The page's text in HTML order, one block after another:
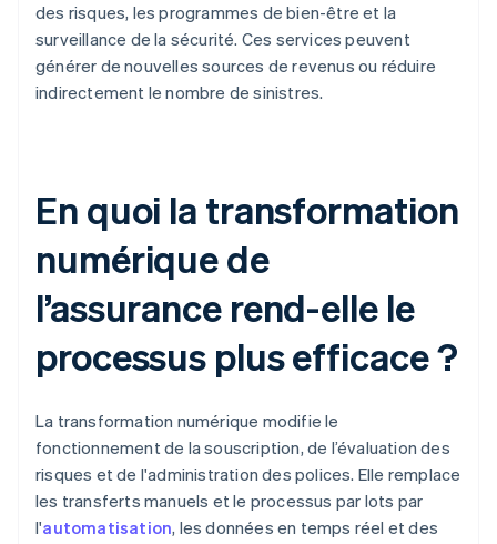
des risques, les programmes de bien-être et la
surveillance de la sécurité. Ces services peuvent
générer de nouvelles sources de revenus ou réduire
indirectement le nombre de sinistres.
En quoi la transformation
numérique de
l’assurance rend-elle le
processus plus efficace ?
La transformation numérique modifie le
fonctionnement de la souscription, de l’évaluation des
risques et de l'administration des polices. Elle remplace
les transferts manuels et le processus par lots par
l'automatisation, les données en temps réel et des